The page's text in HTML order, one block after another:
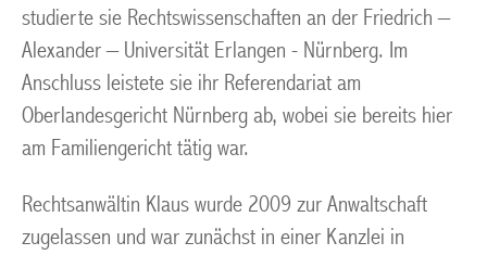
studierte sie Rechtswissenschaften an der Friedrich –
Alexander – Universität Erlangen - Nürnberg. Im
Anschluss leistete sie ihr Referendariat am
Oberlandesgericht Nürnberg ab, wobei sie bereits hier
am Familiengericht tätig war.
Rechtsanwältin Klaus wurde 2009 zur Anwaltschaft
zugelassen und war zunächst in einer Kanzlei in